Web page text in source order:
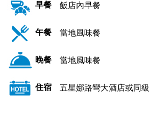
早餐 飯店內早餐
午餐 當地風味餐
晚餐 當地風味餐
住宿 五星娜路彎大酒店或同級